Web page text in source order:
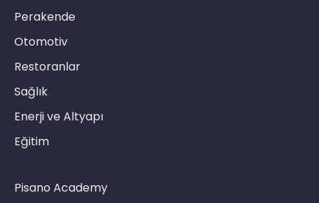
Perakende
Otomotiv
Restoranlar
Sağlık
Enerji ve Altyapı
Eğitim
Pisano Academy